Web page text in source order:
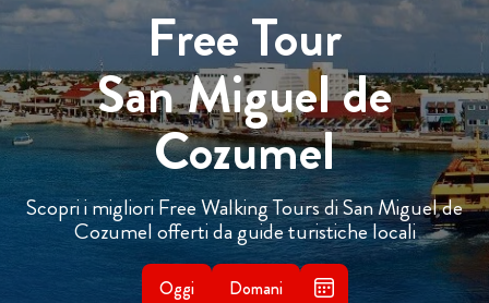
Free Tour
San Miguel de
Cozumel
Scopri i migliori Free Walking Tours di San Miguel de
Cozumel offerti da guide turistiche locali
Oggi Domani